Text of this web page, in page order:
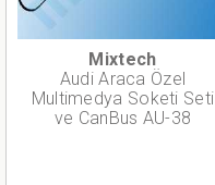
Mixtech
Audi Araca Özel
Multimedya Soketi Seti
ve CanBus AU-38